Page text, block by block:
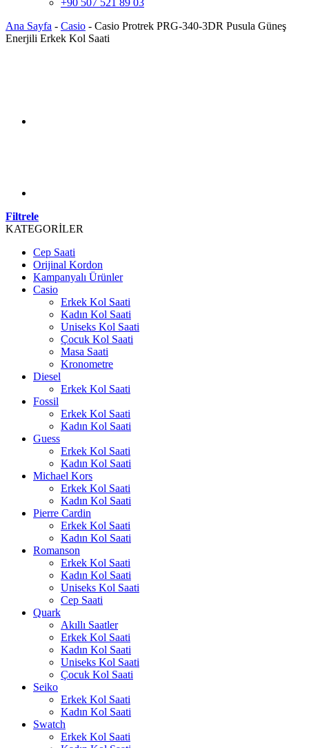
Ana Sayfa - Casio - Casio Protrek PRG-340-3DR Pusula Güneş
Enerjili Erkek Kol Saati
Filtrele
KATEGORİLER
Cep Saati
Orijinal Kordon
Kampanyalı Ürünler
Casio
Erkek Kol Saati
Kadın Kol Saati
Uniseks Kol Saati
Çocuk Kol Saati
Masa Saati
Kronometre
Diesel
Erkek Kol Saati
Fossil
Erkek Kol Saati
Kadın Kol Saati
Guess
Erkek Kol Saati
Kadın Kol Saati
Michael Kors
Erkek Kol Saati
Kadın Kol Saati
Pierre Cardin
Erkek Kol Saati
Kadın Kol Saati
Romanson
Erkek Kol Saati
Kadın Kol Saati
Uniseks Kol Saati
Cep Saati
Quark
Akıllı Saatler
Erkek Kol Saati
Kadın Kol Saati
Uniseks Kol Saati
Çocuk Kol Saati
Seiko
Erkek Kol Saati
Kadın Kol Saati
Swatch
Erkek Kol Saati